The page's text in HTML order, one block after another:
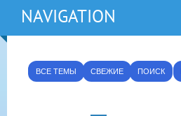
NAVIGATION
ВСЕ ТЕМЫ СВЕЖИЕ ПОИСК